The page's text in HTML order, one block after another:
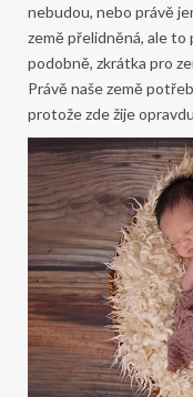
nebudou, nebo právě
země přelidněná, ale
podobně, zkrátka pro
Právě naše země
protože zde žije